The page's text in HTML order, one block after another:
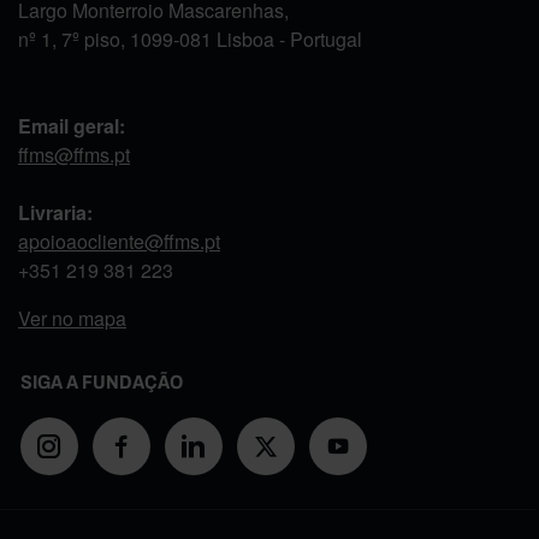
Largo Monterroio Mascarenhas,
nº 1, 7º piso, 1099-081 Lisboa - Portugal
Email geral:
ffms@ffms.pt
Livraria:
apoioaocliente@ffms.pt
+351 219 381 223
Ver no mapa
SIGA A FUNDAÇÃO